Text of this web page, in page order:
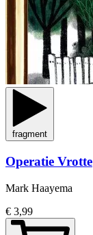
fragment
Operatie Vrotte
Mark Haayema
€ 3,99